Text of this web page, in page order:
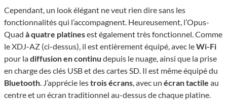
Cependant, un look élégant ne veut rien dire sans les
fonctionnalités qui l’accompagnent. Heureusement, l’Opus-
Quad à quatre platinesest également très fonctionnel. Comme
le XDJ-AZ (ci-dessus), il est entièrement équipé, avec leWi-Fi
pour ladiffusion en continu depuis le nuage, ainsi que la prise
en charge des clés USB et des cartes SD. Il est même équipé du
Bluetooth . J’apprécie lestrois écrans , avec un écran tactile au
centre et un écran traditionnel au-dessus de chaque platine.